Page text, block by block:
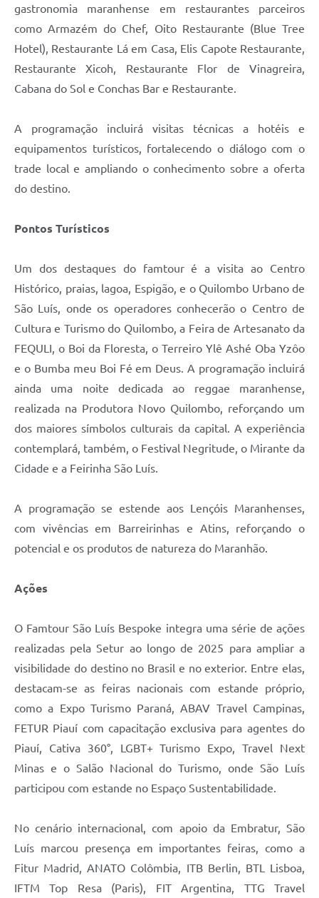
gastronomia maranhense em restaurantes parceiros
como Armazém do Chef, Oito Restaurante (Blue Tree
Hotel), Restaurante Lá em Casa, Elis Capote Restaurante,
Restaurante Xicoh, Restaurante Flor de Vinagreira,
Cabana do Sol e Conchas Bar e Restaurante.
A programação incluirá visitas técnicas a hotéis e
equipamentos turísticos, fortalecendo o diálogo com o
trade local e ampliando o conhecimento sobre a oferta
do destino.
Pontos Turísticos
Um dos destaques do famtour é a visita ao Centro
Histórico, praias, lagoa, Espigão, e o Quilombo Urbano de
São Luís, onde os operadores conhecerão o Centro de
Cultura e Turismo do Quilombo, a Feira de Artesanato da
FEQULI, o Boi da Floresta, o Terreiro Ylê Ashé Oba Yzôo
e o Bumba meu Boi Fé em Deus. A programação incluirá
ainda uma noite dedicada ao reggae maranhense,
realizada na Produtora Novo Quilombo, reforçando um
dos maiores símbolos culturais da capital. A experiência
contemplará, também, o Festival Negritude, o Mirante da
Cidade e a Feirinha São Luís.
A programação se estende aos Lençóis Maranhenses,
com vivências em Barreirinhas e Atins, reforçando o
potencial e os produtos de natureza do Maranhão.
Ações
O Famtour São Luís Bespoke integra uma série de ações
realizadas pela Setur ao longo de 2025 para ampliar a
visibilidade do destino no Brasil e no exterior. Entre elas,
destacam-se as feiras nacionais com estande próprio,
como a Expo Turismo Paraná, ABAV Travel Campinas,
FETUR Piauí com capacitação exclusiva para agentes do
Piauí, Cativa 360°, LGBT+ Turismo Expo, Travel Next
Minas e o Salão Nacional do Turismo, onde São Luís
participou com estande no Espaço Sustentabilidade.
No cenário internacional, com apoio da Embratur, São
Luís marcou presença em importantes feiras, como a
Fitur Madrid, ANATO Colômbia, ITB Berlin, BTL Lisboa,
IFTM Top Resa (Paris), FIT Argentina, TTG Travel